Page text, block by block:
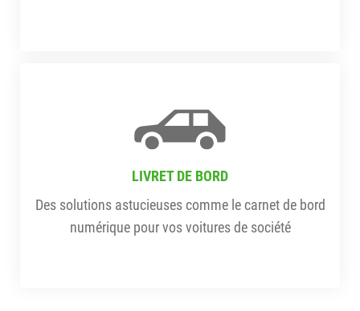
LIVRET DE BORD
Des solutions astucieuses comme le carnet de bord
numérique pour vos voitures de société